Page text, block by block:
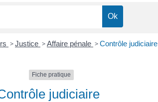
>Justice >Affaire pénale >Contrôle judiciaire
Fiche pratique
judiciaire